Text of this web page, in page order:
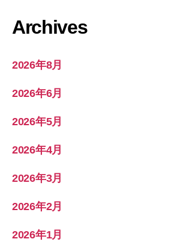
Archives
2026年8月
2026年6月
2026年5月
2026年4月
2026年3月
2026年2月
2026年1月